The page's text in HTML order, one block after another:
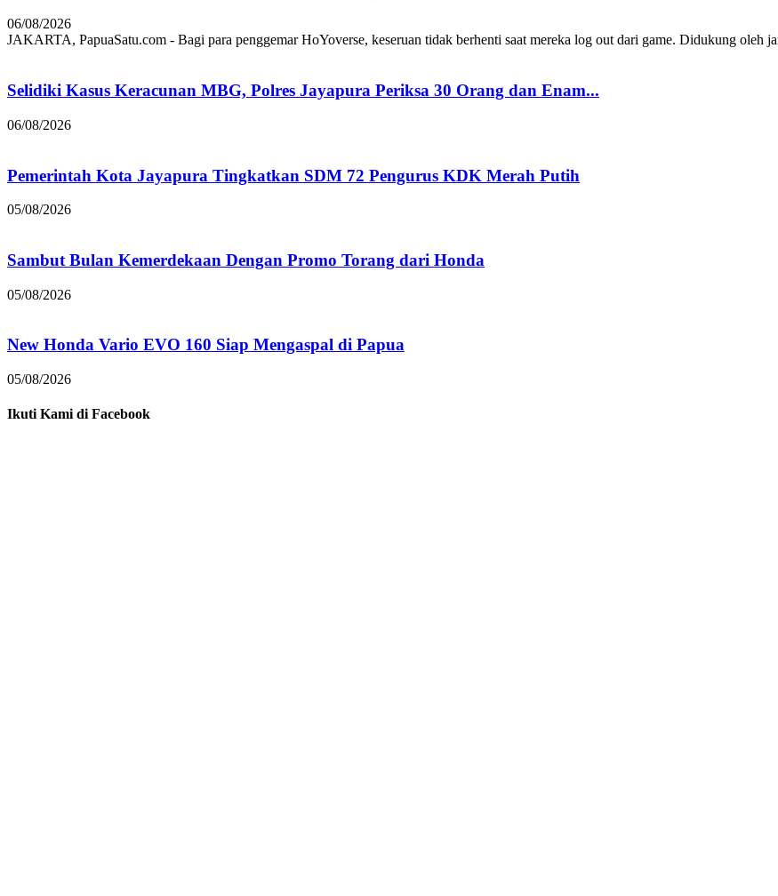
06/08/2026
JAKARTA, PapuaSatu.com - Bagi para penggemar HoYoverse, keseruan tidak berhenti saat mereka log out dari game. Didukung oleh
Selidiki Kasus Keracunan MBG, Polres Jayapura Periksa 30 Orang dan Enam...
06/08/2026
Pemerintah Kota Jayapura Tingkatkan SDM 72 Pengurus KDK Merah Putih
05/08/2026
Sambut Bulan Kemerdekaan Dengan Promo Torang dari Honda
05/08/2026
New Honda Vario EVO 160 Siap Mengaspal di Papua
05/08/2026
Ikuti Kami di Facebook